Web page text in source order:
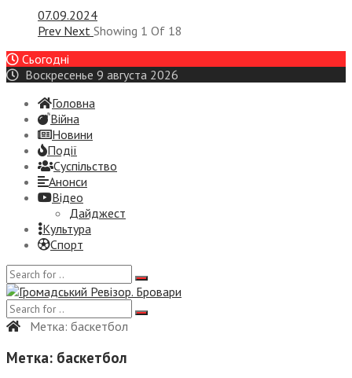
07.09.2024
Prev Next Showing 1 Of 18
Сьогодні
Воскресенье 9 августа 2026
Головна
Війна
Новини
Події
Суспiльство
Анонси
Відео
Дайджест
Культура
Спорт
Метка: баскетбол
Метка: баскетбол